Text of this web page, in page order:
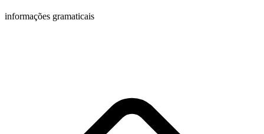
informações gramaticais